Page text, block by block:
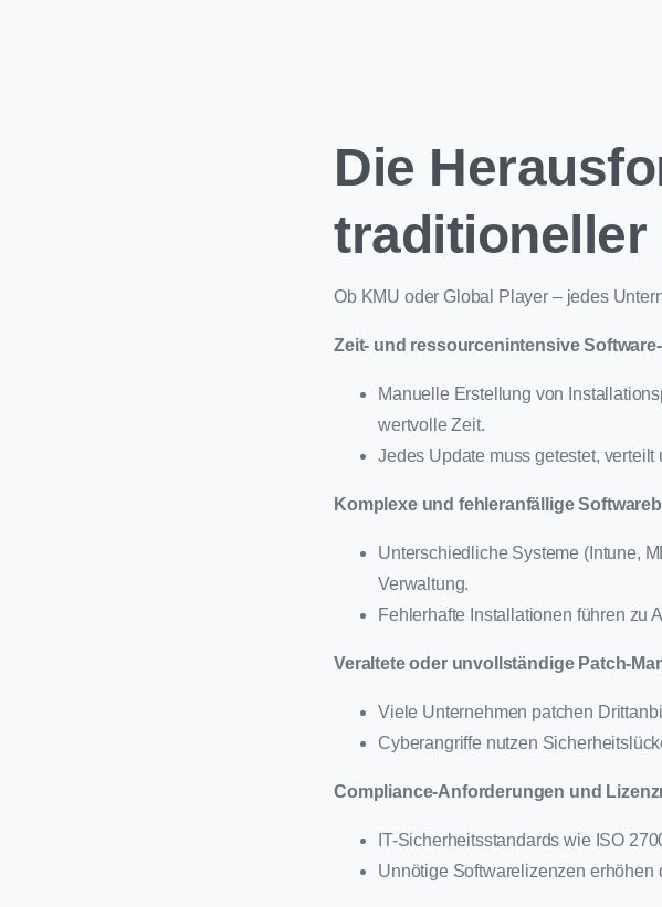
Die
traditioneller
Ob KMU oder Global Player – jedes
Zeit- und ressourcenintensive
Manuelle Erstellung von
wertvolle Zeit.
Jedes Update muss getestet, verteilt
Komplexe und fehleranfällige
Unterschiedliche Systeme (Intune,
Verwaltung.
Fehlerhafte Installationen führen zu
Veraltete oder unvollständige Patch-
Viele Unternehmen patchen
Cyberangriffe nutzen
Compliance-Anforderungen und
IT-Sicherheitsstandards wie ISO
Unnötige Softwarelizenzen erhöhen